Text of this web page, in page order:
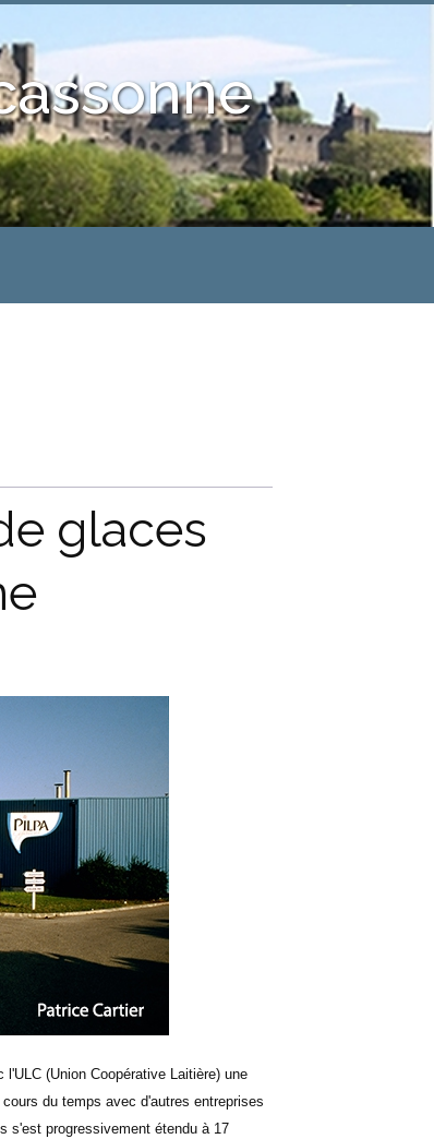
glaces
(Union Coopérative Laitière) une
du temps avec d'autres entreprises
s'est progressivement étendu à 17